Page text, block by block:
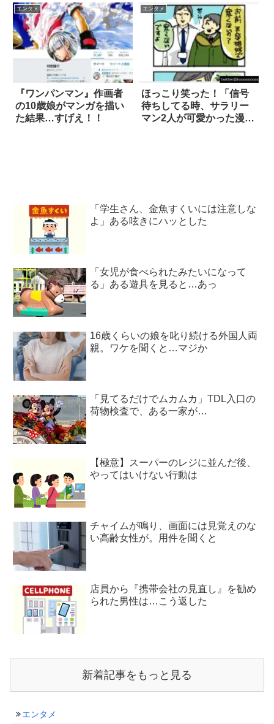
エンタメ
『ワンパンマン』作画者
の10歳娘がマンガを描い
た結果…すげえ！！
エンタメ
ほっこり笑った！「信号
待ちしてる時、サラリー
マン2人が可愛かった漫
「学生さん、金魚すくいには注意しな
よ」ある呟きにハッとした
「女児が食べられたみたいになって
る」ある遊具を見ると…あっ
16歳くらいの娘を叱り続ける外国人両
親。ワケを聞くと…マジか
「見てるだけでムカムカ」TDL入口の
荷物検査で、ある一家が…
【極意】スーパーのレジに並んだ後、
やってはいけない行動は
チャイムが鳴り、画面には見覚えのな
い高齢女性が。用件を聞くと
店員から『携帯会社の見直し』を勧め
られた男性は…こう返した
新着記事をもっと見る
エンタメ